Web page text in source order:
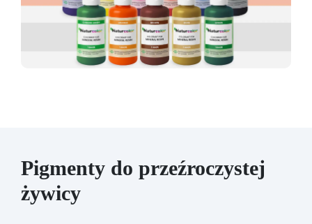
Pigmenty do przeźroczystej
żywicy